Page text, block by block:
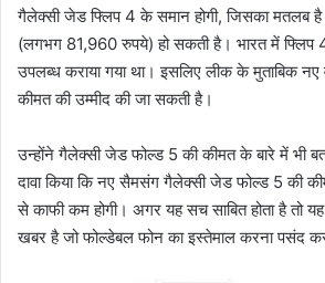
गैलेक्सी जेड फ्लिप 4 के समान होगी, जिसका मतलब
(लगभग 81,960 रुपये) हो सकती है। भारत में
उपलब्ध कराया गया था। इसलिए लीक के मुताबिक नए
कीमत की उम्मीद की जा सकती है।
उन्होंने गैलेक्सी जेड फोल्ड 5 की कीमत के बारे में भी
दावा किया कि नए सैमसंग गैलेक्सी जेड फोल्ड 5 की
से काफी कम होगी। अगर यह सच साबित होता है तो
खबर है जो फोल्डेबल फोन का इस्तेमाल करना पसंद